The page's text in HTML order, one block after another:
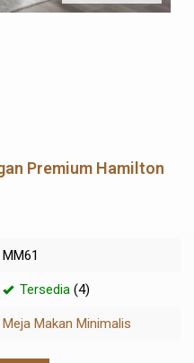
Premium Hamilton
MM61
Tersedia (4)
Meja Makan Minimalis